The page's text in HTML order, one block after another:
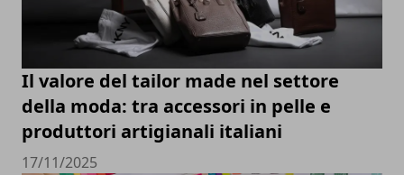
Il valore del tailor made nel settore
della moda: tra accessori in pelle e
produttori artigianali italiani
17/11/2025